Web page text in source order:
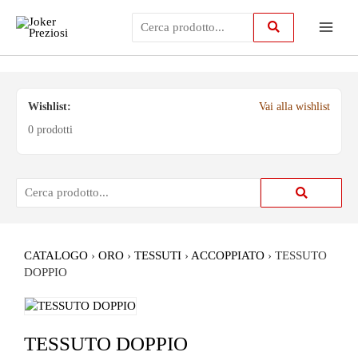
contenuto
Wishlist:
Vai alla wishlist
0 prodotti
CATALOGO › ORO › TESSUTI › ACCOPPIATO › TESSUTO
DOPPIO
TESSUTO DOPPIO